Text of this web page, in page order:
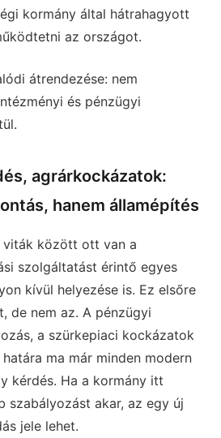
kormány által hátrahagyott
az országot.
átrendezése: nem
és pénzügyi
agrárkockázatok:
hanem államépítés
viták között ott van a
szolgáltatást érintő egyes
kívül helyezése is. Ez elsőre
de nem az. A pénzügyi
a szürkepiaci kockázatok
ma már minden modern
kérdés. Ha a kormány itt
szabályozást akar, az egy új
jele lehet.